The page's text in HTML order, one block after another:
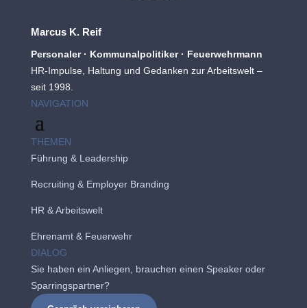
Marcus K. Reif
Personaler · Kommunalpolitiker · Feuerwehrmann
HR-Impulse, Haltung und Gedanken zur Arbeitswelt –
seit 1998.
NAVIGATION
THEMEN
Führung & Leadership
Recruiting & Employer Branding
HR & Arbeitswelt
Ehrenamt & Feuerwehr
DIALOG
Sie haben ein Anliegen, brauchen einen Speaker oder
Sparringspartner?